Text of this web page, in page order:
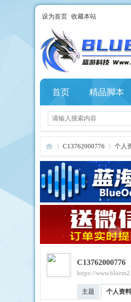
设为首页 收藏本站
首页 精品脚本
Bl ›
C13762000776
›
个人
C13762000776
https://
主题 个人资料